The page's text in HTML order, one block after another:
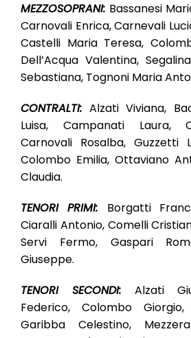
MEZZOSOPRANI: Bassanesi
Carnovali Enrica, Carnevali
Castelli Maria Teresa,
Dell’Acqua Valentina,
Sebastiana, Tognoni Maria
CONTRALTI:Alzati Viviana,
Luisa, Campanati Laura,
Carnovali Rosalba, Guzzetti
Colombo Emilia, Ottaviano
Claudia.
TENORI PRIMI: Borgatti
Ciaralli Antonio, Comelli
Servi Fermo, Gaspari
Giuseppe.
TENORI SECONDI: Alzati
Federico, Colombo
Garibba Celestino,